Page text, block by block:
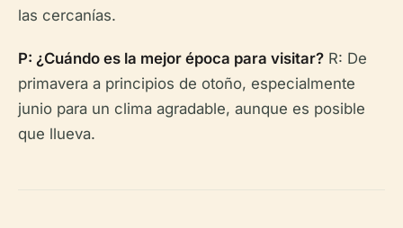
las cercanías.
P: ¿Cuándo es la mejor época para visitar? R: De
primavera a principios de otoño, especialmente
junio para un clima agradable, aunque es posible
que llueva.